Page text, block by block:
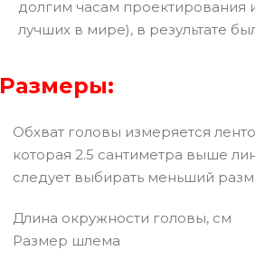
долгим часам проектирования
лучших в мире), в результате
Размеры:
Обхват головы измеряется
которая 2.5 сантиметра выше
следует выбирать меньший
Длина окружности головы, см
Размер шлема